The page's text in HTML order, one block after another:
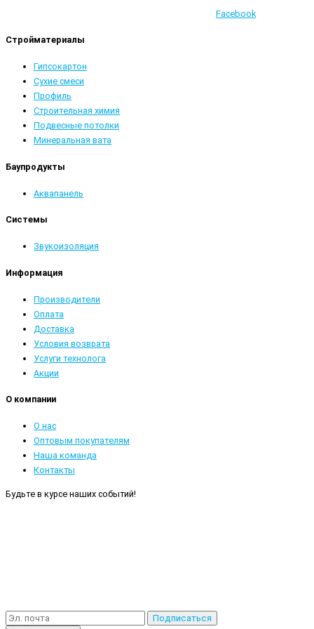
Facebook
Стройматериалы
Гипсокартон
Сухие смеси
Профиль
Строительная химия
Подвесные потолки
Минеральная вата
Баупродукты
Аквапанель
Системы
Звукоизоляция
Информация
Производители
Оплата
Доставка
Условия возврата
Услуги технолога
Акции
О компании
О нас
Оптовым покупателям
Наша команда
Контакты
Будьте в курсе наших событий!
Подписаться